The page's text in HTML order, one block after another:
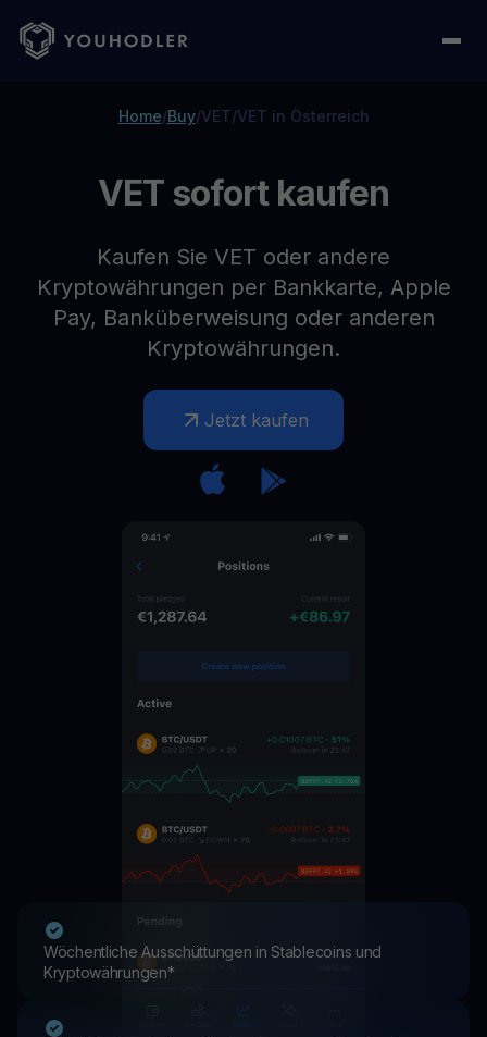
Home/Buy/VET/VET in Österreich
VET sofort kaufen
Kaufen Sie VET oder andere
Kryptowährungen per Bankkarte, Apple
Pay, Banküberweisung oder anderen
Kryptowährungen.
Jetzt kaufen
Wöchentliche Ausschüttungen in Stablecoins und
Kryptowährungen*